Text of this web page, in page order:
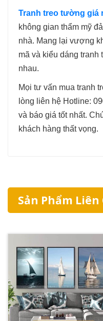
Tranh treo tường giá
không gian thẩm mỹ
nhà. Mang lại vượng
mã và kiểu dáng
nhau.
Mọi tư vấn mua tranh
lòng liên hệ Hotline:
và báo giá tốt nhất.
khách hàng thất vọng.
Sản Phẩm Liên